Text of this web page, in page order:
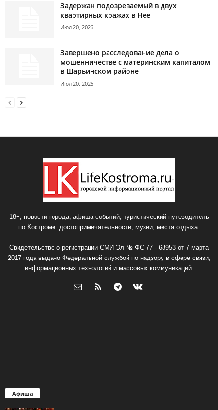
Задержан подозреваемый в двух
квартирных кражах в Нее
Июл 20, 2026
Завершено расследование дела о
мошенничестве с материнским капиталом
в Шарьинском районе
Июл 20, 2026
18+, новости города, афиша событий, туристический путеводитель
по Костроме: достопримечательности, музеи, места отдыха.
Свидетельство о регистрации СМИ Эл № ФС 77 - 68953 от 7 марта
2017 года выдано Федеральной службой по надзору в сфере связи,
информационных технологий и массовых коммуникаций.
Афиша